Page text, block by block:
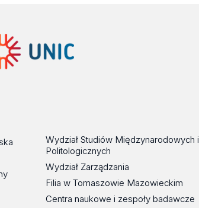
Wydział Studiów Międzynarodowych i
Politologicznych
Wydział Zarządzania
Filia w Tomaszowie Mazowieckim
Centra naukowe i zespoły badawcze